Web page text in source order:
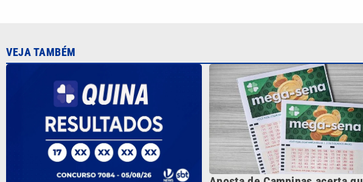
Quina 7084 sorteia R$ 4,6 milhões
nesta quarta-feira; veja o resultado
CATEGORIAS
Cotidiano Esportes